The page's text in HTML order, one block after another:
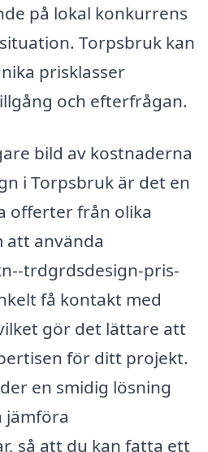
på lokal konkurrens
Torpsbruk kan
prisklasser
och efterfrågan.
bild av kostnaderna
i Torpsbruk är det en
offerter från olika
att använda
trdgrdsdesign-pris-
få kontakt med
gör det lättare att
för ditt projekt.
en smidig lösning
jämföra
så att du kan fatta ett